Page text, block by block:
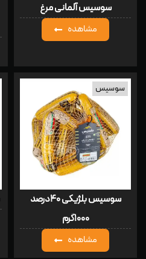
سوسیس آلمانی مرغ
مشاهده
سوسیس بلژیکی ۴۰درصد
۱۰۰۰گرم
مشاهده
سوسیس